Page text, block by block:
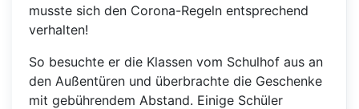
musste sich den Corona-Regeln entsprechend
verhalten!
So besuchte er die Klassen vom Schulhof aus an
den Außentüren und überbrachte die Geschenke
mit gebührendem Abstand. Einige Schüler